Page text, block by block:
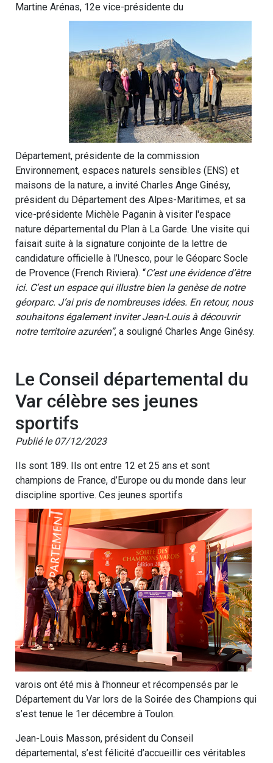
Martine Arénas, 12e vice-présidente du
Département, présidente de la commission
Environnement, espaces naturels sensibles (ENS) et
maisons de la nature, a invité Charles Ange Ginésy,
président du Département des Alpes-Maritimes, et sa
vice-présidente Michèle Paganin à visiter l'espace
nature départemental du Plan à La Garde. Une visite qui
faisait suite à la signature conjointe de la lettre de
candidature officielle à l’Unesco, pour le Géoparc Socle
de Provence (French Riviera). “C’est une évidence d’être
ici. C’est un espace qui illustre bien la genèse de notre
géorparc. J’ai pris de nombreuses idées. En retour, nous
souhaitons également inviter Jean-Louis à découvrir
notre territoire azuréen”, a souligné Charles Ange Ginésy.
Le Conseil départemental du
Var célèbre ses jeunes
sportifs
Publié le 07/12/2023
Ils sont 189. Ils ont entre 12 et 25 ans et sont
champions de France, d’Europe ou du monde dans leur
discipline sportive. Ces jeunes sportifs
varois ont été mis à l’honneur et récompensés par le
Département du Var lors de la Soirée des Champions qui
s’est tenue le 1er décembre à Toulon.
Jean-Louis Masson, président du Conseil
départemental, s’est félicité d’accueillir ces véritables